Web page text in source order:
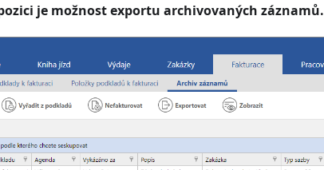
je možnost exportu archivovaných záznamů.